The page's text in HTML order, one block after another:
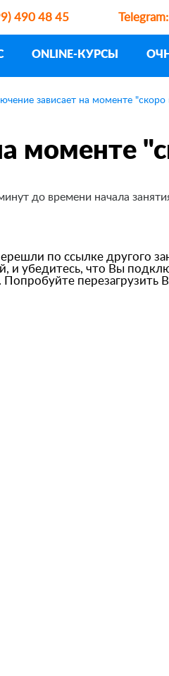
490 48 45 Telegram:
ONLINE-КУРСЫ
зависает на моменте
моменте
до времени начала
по ссылке другого
и убедитесь, что Вы
перезагрузить